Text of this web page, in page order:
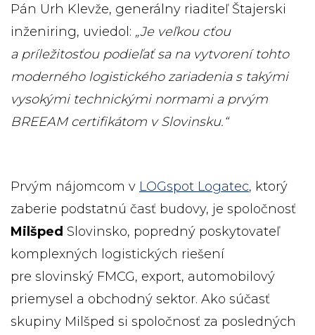
Pán Urh Klevže, generálny riaditeľ Štajerski
inženiring, uviedol: „Je veľkou cťou
a príležitosťou podieľať sa na vytvorení tohto
moderného logistického zariadenia s takými
vysokými technickými normami a prvým
BREEAM certifikátom v Slovinsku.“
Prvým nájomcom v LOGspot Logatec, ktorý
zaberie podstatnú časť budovy, je spoločnosť
Milšped Slovinsko, popredný poskytovateľ
komplexných logistických riešení
pre slovinský FMCG, export, automobilový
priemysel a obchodný sektor. Ako súčasť
skupiny Milšped si spoločnosť za posledných